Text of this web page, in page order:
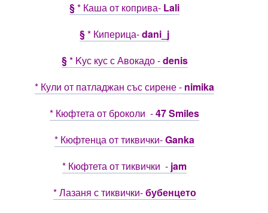
§* Каша от коприва- Lali
§* Киперица-dani_j
§* Kус кус с Авокадо -denis
* Кули от патладжан със сирене - nimika
* Кюфтета от броколи -47 Smiles
* Кюфтенца от тиквички-Ganka
* Кюфтета от тиквички - jam
* Лазаня с тиквички-бубенцето